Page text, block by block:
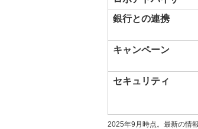
銀行との連携
キャンペーン
セキュリティ
2025年9月時点。最新の情